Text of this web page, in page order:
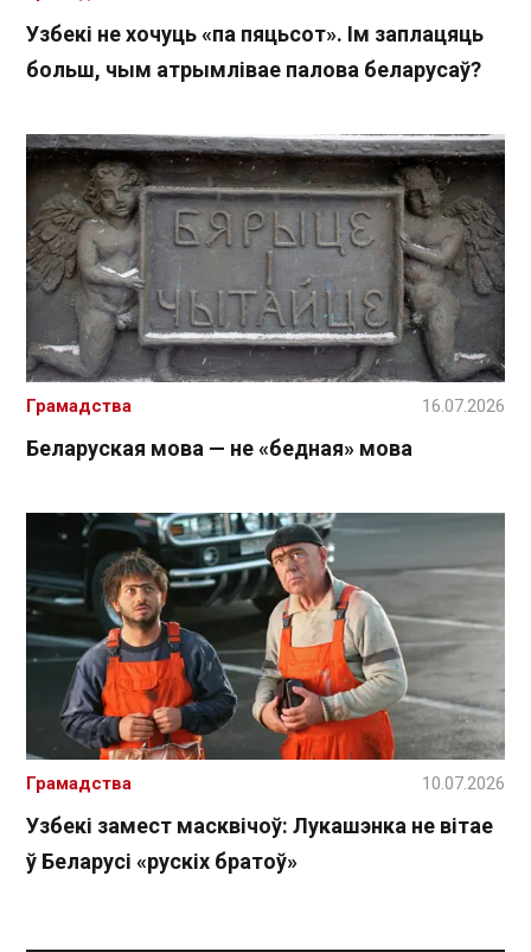
Узбекі не хочуць «па пяцьсот». Ім заплацяць
больш, чым атрымлівае палова беларусаў?
Беларуская мова — не «бедная» мова
Грамадства 16.07.2026
Узбекі замест масквічоў: Лукашэнка не вітае
ў Беларусі «рускіх братоў»
Грамадства 10.07.2026